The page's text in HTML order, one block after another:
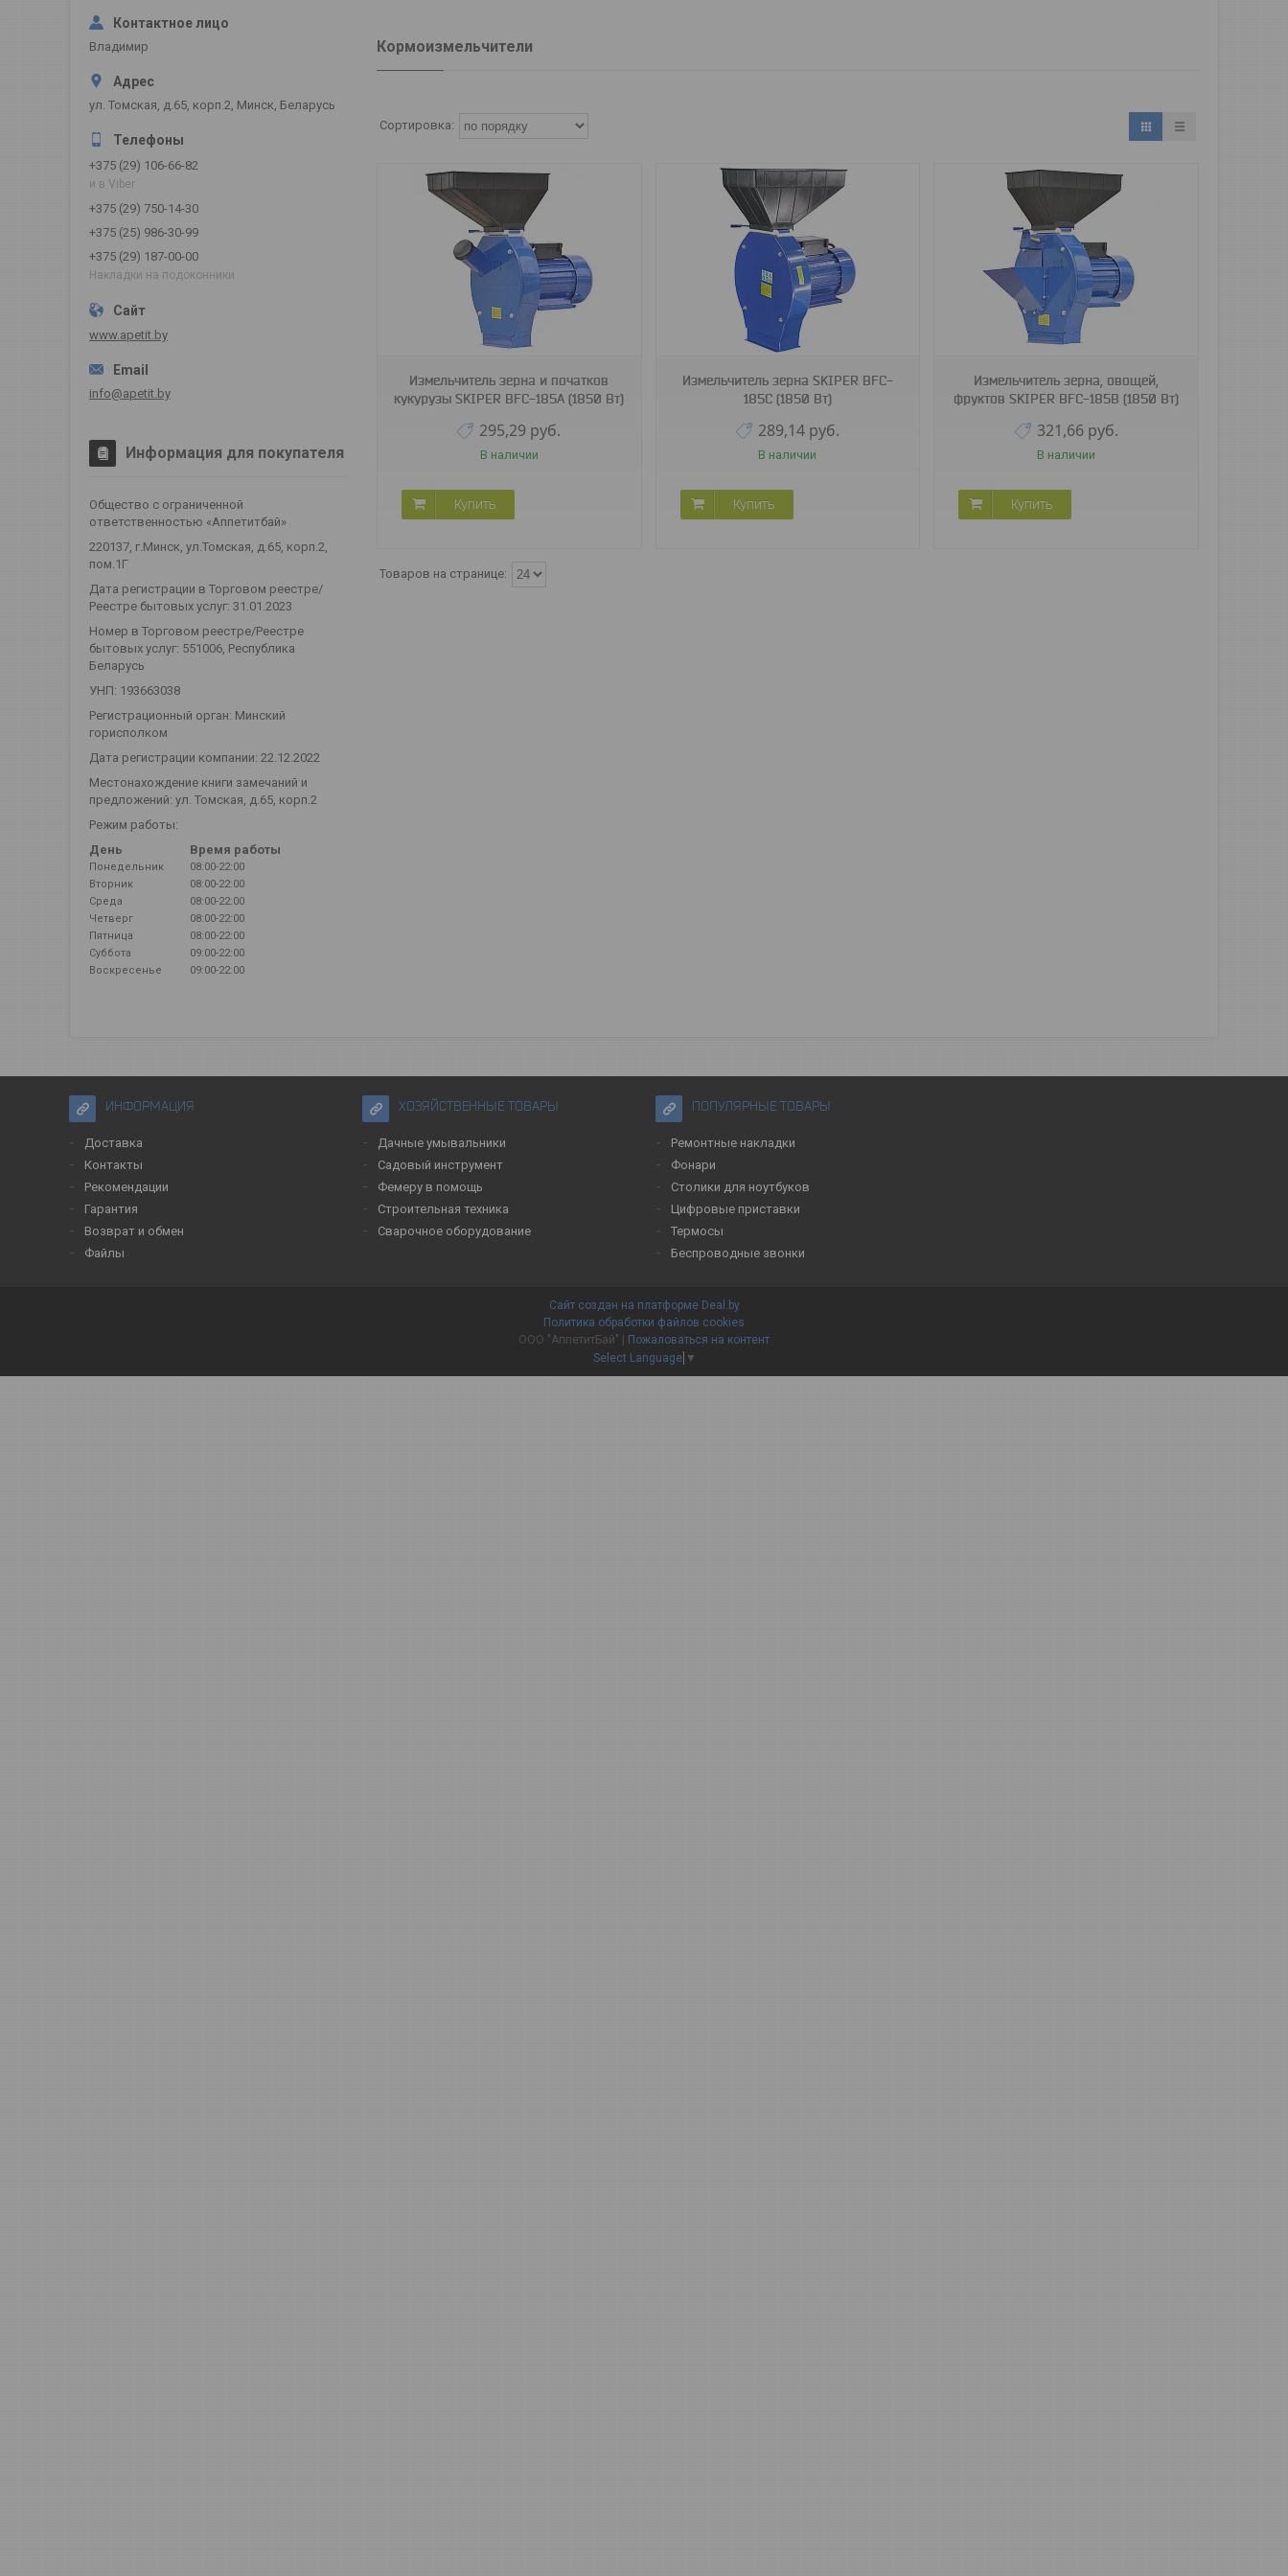
Кормоизмельчители
Измельчитель зерна и початков
кукурузы SKIPER BFC-185A (1850 Вт)
295,29 руб.
В наличии
Купить
SBFC185С.00
Измельчитель зерна SKIPER BFC-
185C (1850 Вт)
289,14 руб.
В наличии
Купить
SBFC185В.00
Измельчитель зерна, овощей,
фруктов SKIPER BFC-185B (1850 Вт)
321,66 руб.
В наличии
Купить
Владимир
ул. Томская, д.65, корп.2, Минск, Беларусь
+375 (29) 106-66-82
и в Viber
+375 (29) 750-14-30
+375 (25) 986-30-99
+375 (29) 187-00-00
Накладки на подоконники
www.apetit.by
info@apetit.by
Информация для покупателя
Общество с ограниченной
ответственностью «Аппетитбай»
220137, г.Минск, ул.Томская, д.65, корп.2,
пом.1Г
Дата регистрации в Торговом реестре/
Реестре бытовых услуг: 31.01.2023
Номер в Торговом реестре/Реестре
бытовых услуг: 551006, Республика
Беларусь
УНП: 193663038
Регистрационный орган: Минский
горисполком
Дата регистрации компании: 22.12.2022
Местонахождение книги замечаний и
предложений: ул. Томская, д.65, корп.2
Режим работы:
День
Время работы
Понедельник
08:00-22:00
Вторник
08:00-22:00
Среда
08:00-22:00
Четверг
08:00-22:00
Пятница
08:00-22:00
Суббота
09:00-22:00
Воскресенье
09:00-22:00
ИНФОРМАЦИЯ
Доставка
Контакты
Рекомендации
Гарантия
Возврат и обмен
Файлы
ХОЗЯЙСТВЕННЫЕ ТОВАРЫ
Дачные умывальники
Садовый инструмент
Фемеру в помощь
Строительная техника
Сварочное оборудование
ПОПУЛЯРНЫЕ ТОВАРЫ
Ремонтные накладки
Фонари
Столики для ноутбуков
Цифровые приставки
Термосы
Беспроводные звонки
Сайт создан на платформе Deal.by
Политика обработки файлов cookies
ООО "АппетитБай" |
Пожаловаться на контент
Select Language ▼